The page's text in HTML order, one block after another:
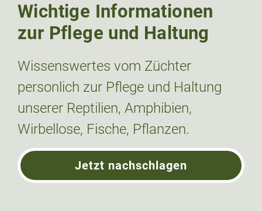
Wichtige Informationen
zur Pflege und Haltung
Wissenswertes vom Züchter
personlich zur Pflege und Haltung
unserer Reptilien, Amphibien,
Wirbellose, Fische, Pflanzen.
Jetzt nachschlagen